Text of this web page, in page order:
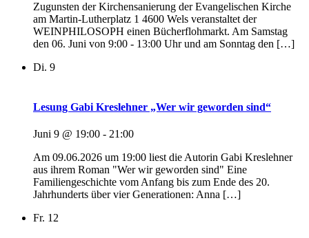
Zugunsten der Kirchensanierung der Evangelischen Kirche
am Martin-Lutherplatz 1 4600 Wels veranstaltet der
WEINPHILOSOPH einen Bücherflohmarkt. Am Samstag
den 06. Juni von 9:00 - 13:00 Uhr und am Sonntag den […]
Di. 9
Lesung Gabi Kreslehner „Wer wir geworden sind“
Juni 9 @ 19:00 - 21:00
Am 09.06.2026 um 19:00 liest die Autorin Gabi Kreslehner
aus ihrem Roman "Wer wir geworden sind" Eine
Familiengeschichte vom Anfang bis zum Ende des 20.
Jahrhunderts über vier Generationen: Anna […]
Fr. 12